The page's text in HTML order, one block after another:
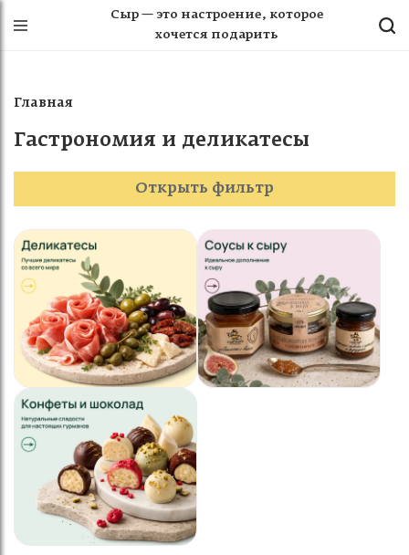
Сыр — это настроение, которое
хочется подарить
Главная
Гастрономия и деликатесы
Открыть фильтр